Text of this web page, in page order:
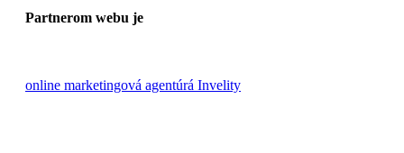
Partnerom webu je
online marketingová agentúrá Invelity